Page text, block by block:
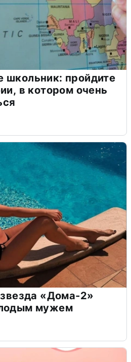
школьник: пройдите
в котором очень
«Дома-2»
мужем